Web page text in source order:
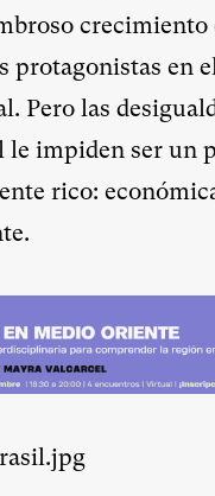
crecimiento
protagonistas en
Pero las
le impiden ser un
rico: